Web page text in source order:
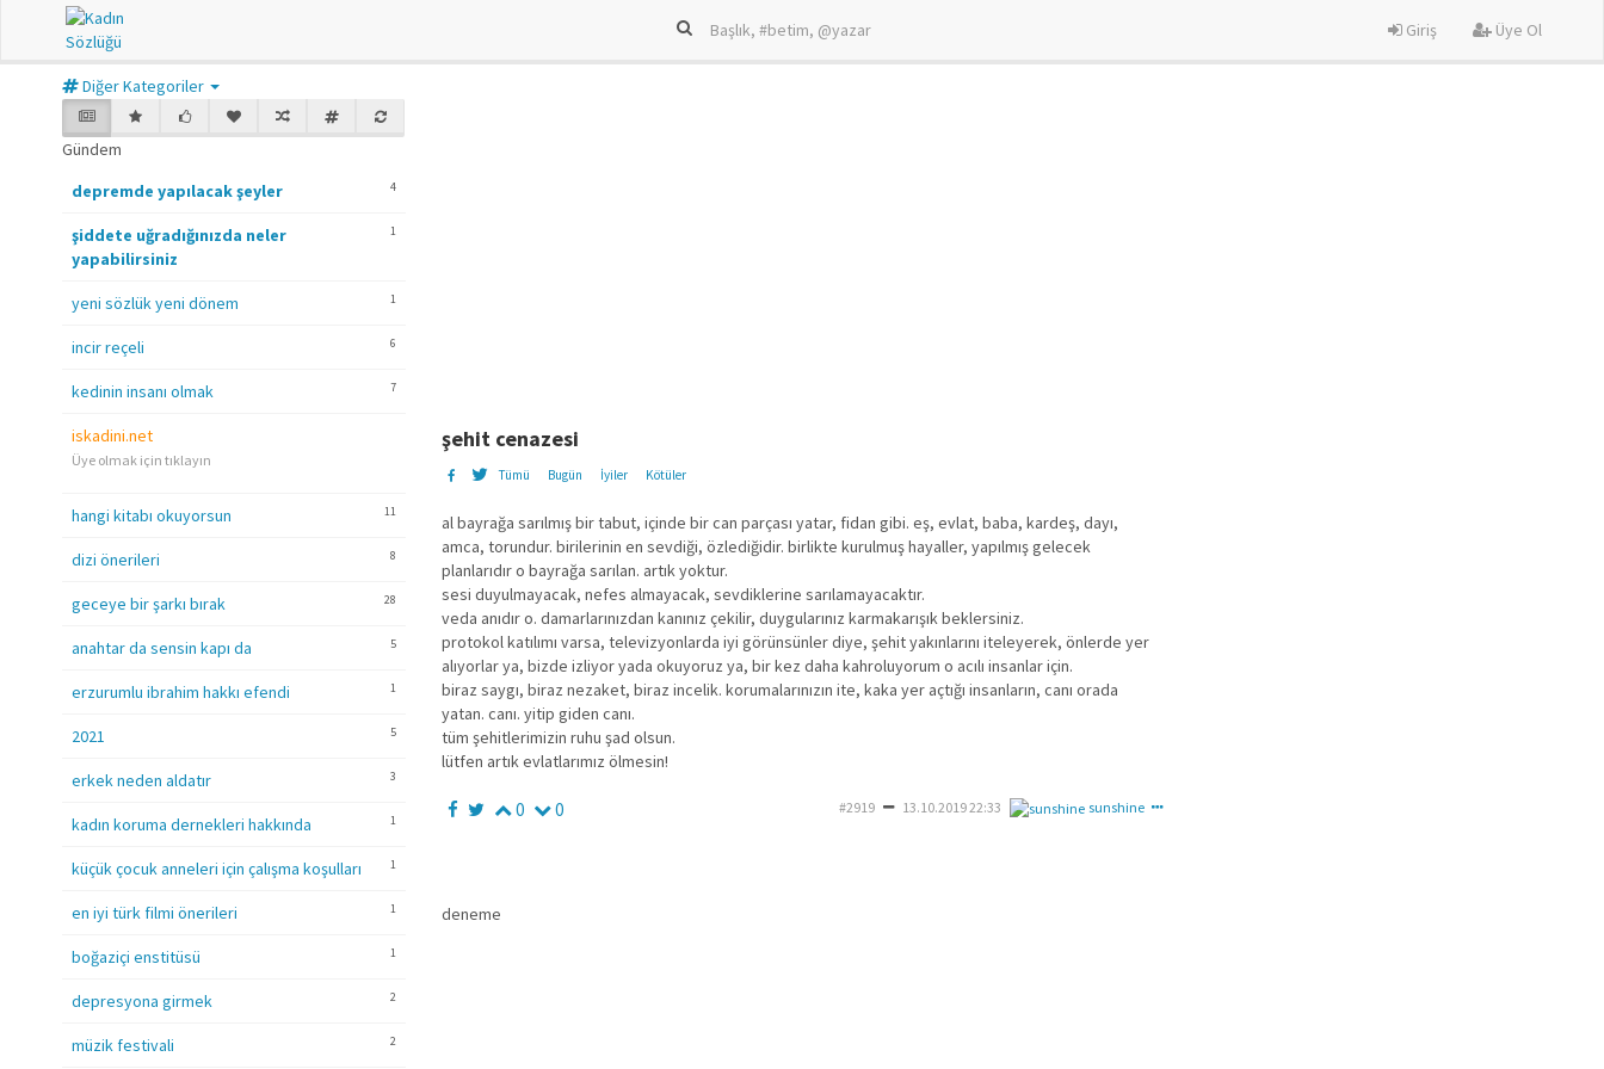
Giriş Üye Ol
Diğer Kategoriler
Gündem
4
depremde yapılacak şeyler
1
şiddete uğradığınızda neler
yapabilirsiniz
1
yeni sözlük yeni dönem
6
incir reçeli
7
kedinin insanı olmak
iskadini.net
Üye olmak için tıklayın
11
hangi kitabı okuyorsun
8
dizi önerileri
28
geceye bir şarkı bırak
5
anahtar da sensin kapı da
1
erzurumlu ibrahim hakkı efendi
5
2021
3
erkek neden aldatır
1
kadın koruma dernekleri hakkında
1
küçük çocuk anneleri için çalışma koşulları
1
en iyi türk filmi önerileri
1
boğaziçi enstitüsü
2
depresyona girmek
2
müzik festivali
şehit cenazesi
Tümü Bugün İyiler Kötüler
al bayrağa sarılmış bir tabut, içinde bir can parçası yatar, fidan gibi. eş, evlat, baba, kardeş, dayı,
amca, torundur. birilerinin en sevdiği, özlediğidir. birlikte kurulmuş hayaller, yapılmış gelecek
planlarıdır o bayrağa sarılan. artık yoktur.
sesi duyulmayacak, nefes almayacak, sevdiklerine sarılamayacaktır.
veda anıdır o. damarlarınızdan kanınız çekilir, duygularınız karmakarışık beklersiniz.
protokol katılımı varsa, televizyonlarda iyi görünsünler diye, şehit yakınlarını iteleyerek, önlerde yer
alıyorlar ya, bizde izliyor yada okuyoruz ya, bir kez daha kahroluyorum o acılı insanlar için.
biraz saygı, biraz nezaket, biraz incelik. korumalarınızın ite, kaka yer açtığı insanların, canı orada
yatan. canı. yitip giden canı.
tüm şehitlerimizin ruhu şad olsun.
lütfen artık evlatlarımız ölmesin!
0 0 #2919 13.10.2019 22:33 sunshine
deneme